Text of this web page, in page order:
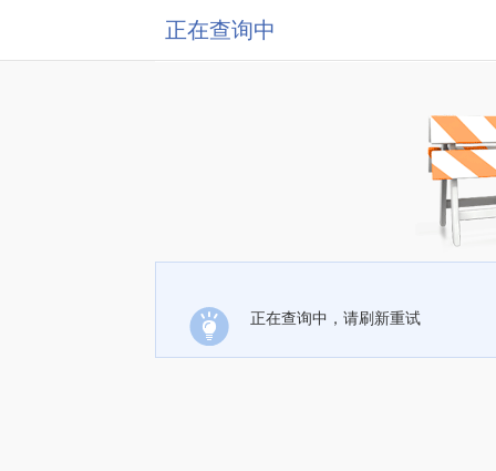
正在查询中
正在查询中，请刷新重试